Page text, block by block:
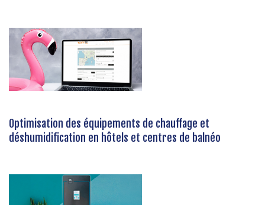
Optimisation des équipements de chauffage et
déshumidification en hôtels et centres de balnéo